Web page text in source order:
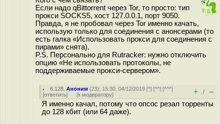
Если надо qBittorrent через Tor, то просто: тип
прокси SOCKS5, хост 127.0.0.1, порт 9050.
Правда, я не пробовал через Tor именно качать,
использую только для соединения с анонсерами (то
есть галка «Использовать прокси для соединения с
пирами» снята).
P.S. Персонально для Rutracker: нужно отключить
опцию «Не использовать протоколы, не
поддерживаемые прокси-сервером».
6.128 ,Аноним (23), 15:30, 04/12/2019 [^] [^^] [^^^]
[ответить] [к модератору] + / –
Я именно качал, потому что опсос резал торренты
до 128 кбит (или 64 даже).